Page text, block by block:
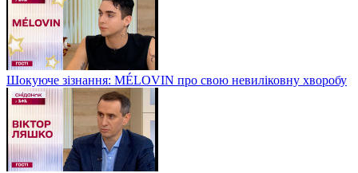
Шокуюче зізнання: MÉLOVIN про свою невиліковну хворобу